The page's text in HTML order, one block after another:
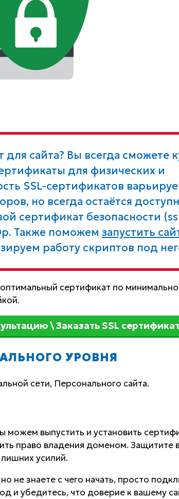
сайта? Вы всегда сможете
для физических и
SSL-сертификатов
но всегда остаётся
сертификат безопасности
Также поможем запустить
работу скриптов под
сертификат по
\ Заказать SSL сертификат
УРОВНЯ
сети, Персонального сайта.
можем выпустить и установить
право владения доменом. Защитите
усилий.
не знаете с чего начать, просто
и убедитесь, что доверие к вашему